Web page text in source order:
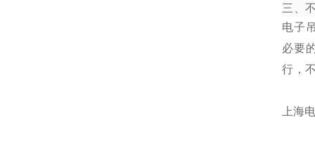
三、
电子
必要
行，
上海